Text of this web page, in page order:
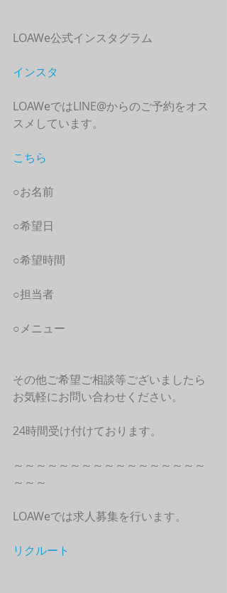
LOAWe公式インスタグラム
インスタ
LOAWeではLINE@からのご予約をオス
スメしています。
こちら
○お名前
○希望日
○希望時間
○担当者
○メニュー
その他ご希望ご相談等ございましたら
お気軽にお問い合わせください。
24時間受け付けております。
～～～～～～～～～～～～～～～～～
～～～
LOAWeでは求人募集を行います。
リクルート